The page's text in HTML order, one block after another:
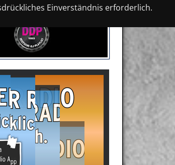
Einverständnis erforderlich.